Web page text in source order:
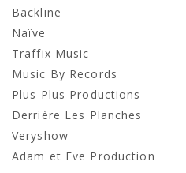
Backline
Naïve
Traffix Music
Music By Records
Plus Plus Productions
Derrière Les Planches
Veryshow
Adam et Eve Production